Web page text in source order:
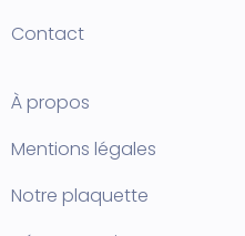
Contact
À propos
Mentions légales
Notre plaquette